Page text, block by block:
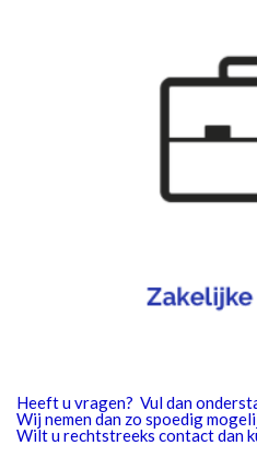
Heeft u vragen? Vul dan
Wij nemen dan zo spoedig
Wilt u rechtstreeks contact dan